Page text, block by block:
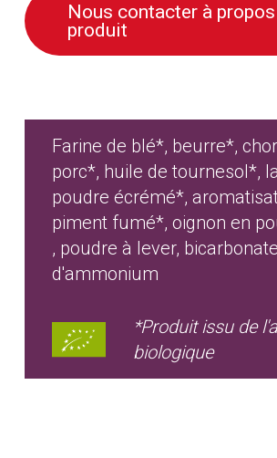
Nous contacter à
produit
Farine de blé*, beurre*,
porc*, huile de tournesol*,
poudre écrémé*,
piment fumé*, oignon en
, poudre à lever, bicarbonate
d'ammonium
*Produit issu de
biologique